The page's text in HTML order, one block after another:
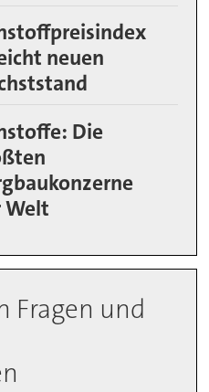
neuen
Die
Welt
Fragen und